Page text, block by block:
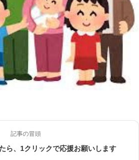
記事の冒頭
ら、1クリックで応援お願いします